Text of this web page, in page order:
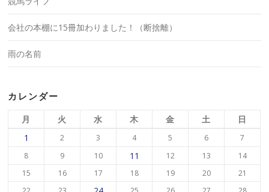
会社の本棚に15冊加わりました！（断捨離）
雨の名前
カレンダー
月 火 水 木 金 土
日
1
2 3 4 5 6
7
8
9 10 11 12 13
14
15
16 17 18 19 20
21